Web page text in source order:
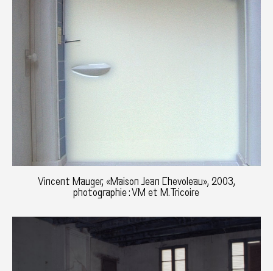
Vincent Mauger, «Maison Jean Chevoleau», 2003,
photographie : VM et M.Tricoire